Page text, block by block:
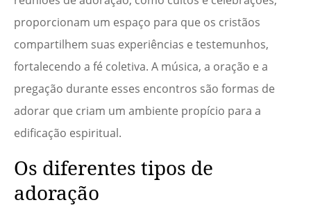
proporcionam um espaço para que os cristãos
compartilhem suas experiências e testemunhos,
fortalecendo a fé coletiva. A música, a oração e a
pregação durante esses encontros são formas de
adorar que criam um ambiente propício para a
edificação espiritual.
Os diferentes tipos de
adoração